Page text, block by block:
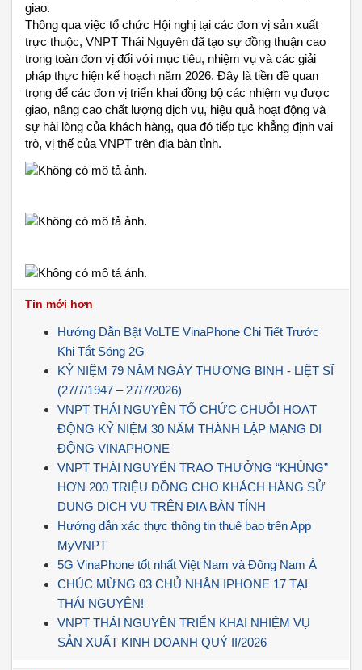
giao.
Thông qua việc tổ chức Hội nghị tại các đơn vị sản xuất
trực thuộc, VNPT Thái Nguyên đã tạo sự đồng thuận cao
trong toàn đơn vị đối với mục tiêu, nhiệm vụ và các giải
pháp thực hiện kế hoạch năm 2026. Đây là tiền đề quan
trọng để các đơn vị triển khai đồng bộ các nhiệm vụ được
giao, nâng cao chất lượng dịch vụ, hiệu quả hoạt động và
sự hài lòng của khách hàng, qua đó tiếp tục khẳng định vai
trò, vị thế của VNPT trên địa bàn tỉnh.
Tin mới hơn
Hướng Dẫn Bật VoLTE VinaPhone Chi Tiết Trước
Khi Tắt Sóng 2G
KỶ NIỆM 79 NĂM NGÀY THƯƠNG BINH - LIỆT SĨ
(27/7/1947 – 27/7/2026)
VNPT THÁI NGUYÊN TỔ CHỨC CHUỖI HOẠT
ĐỘNG KỶ NIỆM 30 NĂM THÀNH LẬP MẠNG DI
ĐỘNG VINAPHONE
VNPT THÁI NGUYÊN TRAO THƯỞNG “KHỦNG”
HƠN 200 TRIỆU ĐỒNG CHO KHÁCH HÀNG SỬ
DỤNG DỊCH VỤ TRÊN ĐỊA BÀN TỈNH
Hướng dẫn xác thực thông tin thuê bao trên App
MyVNPT
5G VinaPhone tốt nhất Việt Nam và Đông Nam Á
CHÚC MỪNG 03 CHỦ NHÂN IPHONE 17 TẠI
THÁI NGUYÊN!
VNPT THÁI NGUYÊN TRIỂN KHAI NHIỆM VỤ
SẢN XUẤT KINH DOANH QUÝ II/2026